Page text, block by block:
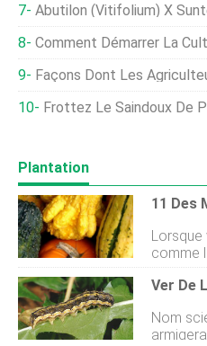
Abutilon (Vitifolium) X
Comment Démarrer La Culture De
Façons Dont Les Agriculteurs
Frottez Le Saindoux De
Plantation
Lorsque
comme
montre
Donc,
Nom
armigera Hübner Gamme native :